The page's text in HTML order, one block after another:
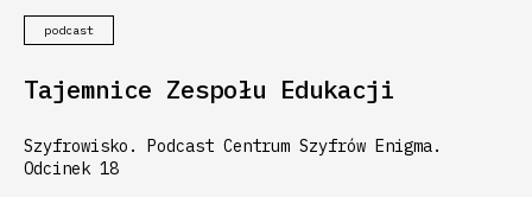
podcast
Tajemnice Zespołu Edukacji
Szyfrowisko. Podcast Centrum Szyfrów Enigma.
Odcinek 18